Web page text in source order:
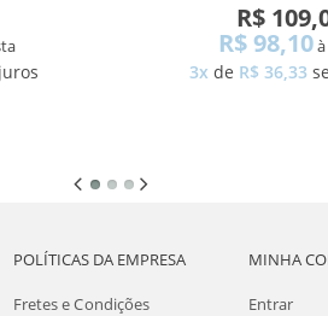
R$
R$ 98,10
3x de R$ 36,33
POLÍTICAS DA EMPRESA
Fretes e Condições
MINHA
Entrar